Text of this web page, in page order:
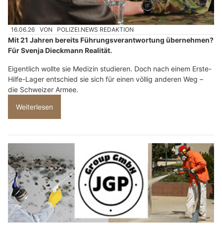
16.06.26 VON POLIZEI.NEWS REDAKTION
Mit 21 Jahren bereits Führungsverantwortung übernehmen?
Für Svenja Dieckmann Realität.
Eigentlich wollte sie Medizin studieren. Doch nach einem Erste-
Hilfe-Lager entschied sie sich für einen völlig anderen Weg –
die Schweizer Armee.
Weiterlesen